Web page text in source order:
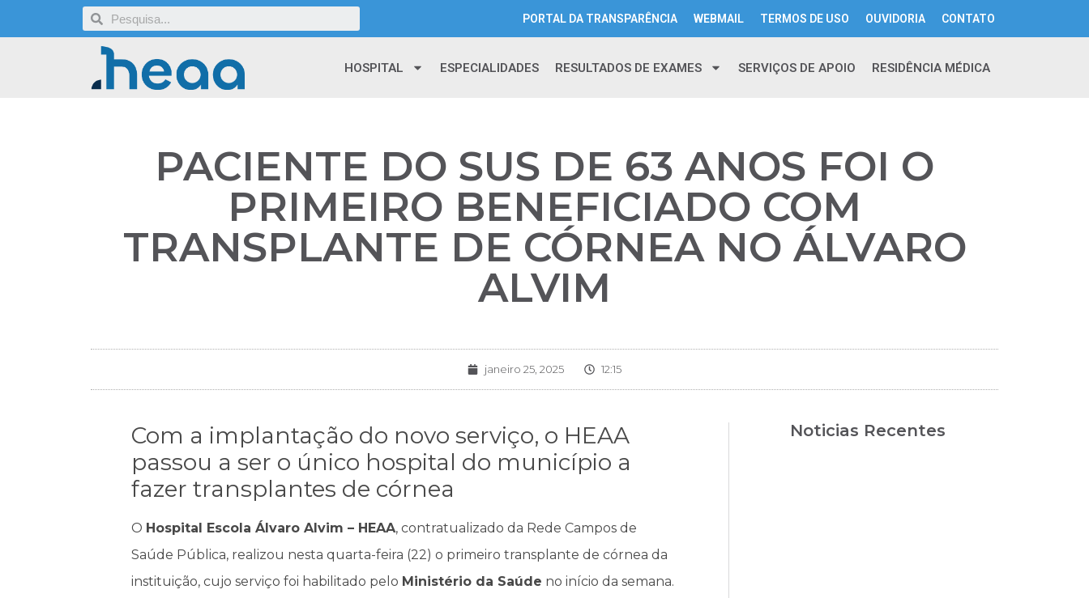
PORTAL DA TRANSPARÊNCIA WEBMAIL TERMOS DE USO OUVIDORIA CONTATO
HOSPITAL ESPECIALIDADES RESULTADOS DE EXAMES SERVIÇOS DE APOIO RESIDÊNCIA MÉDICA
PACIENTE DO SUS DE 63 ANOS FOI O
PRIMEIRO BENEFICIADO COM
TRANSPLANTE DE CÓRNEA NO ÁLVARO
ALVIM
janeiro 25, 2025 12:15
Com a implantação do novo serviço, o HEAA
passou a ser o único hospital do município a
fazer transplantes de córnea
O Hospital Escola Álvaro Alvim – HEAA, contratualizado da Rede Campos de
Saúde Pública, realizou nesta quarta-feira (22) o primeiro transplante de córnea da
instituição, cujo serviço foi habilitado pelo Ministério da Saúde no início da semana.
Noticias Recentes